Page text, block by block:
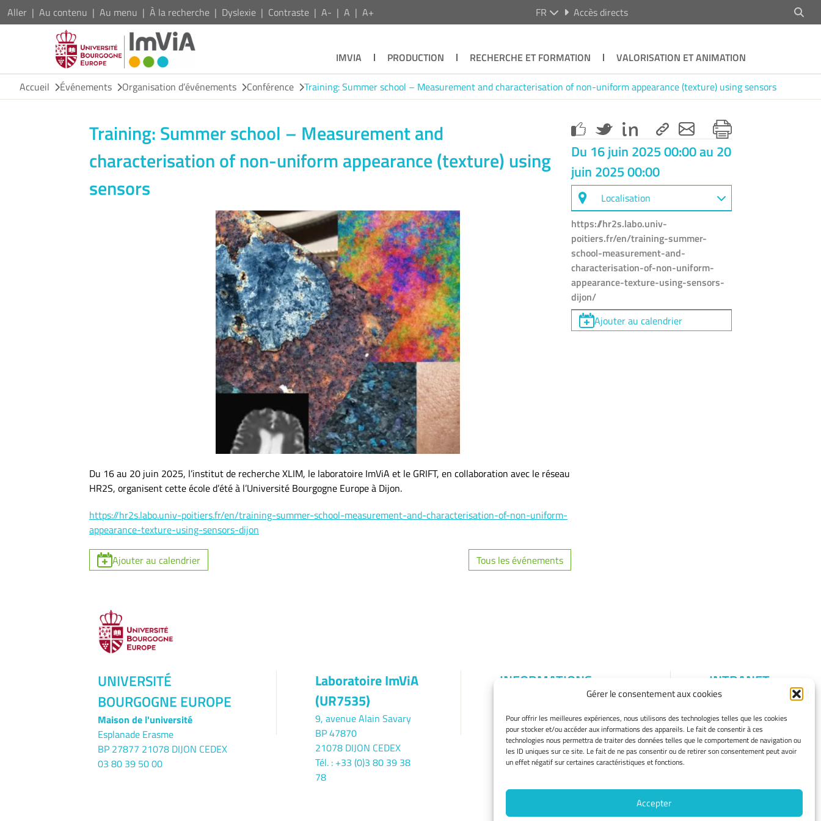
Gérer le consentement aux cookies
Pour offrir les meilleures expériences, nous utilisons des technologies telles que les cookies
pour stocker et/ou accéder aux informations des appareils. Le fait de consentir à ces
technologies nous permettra de traiter des données telles que le comportement de navigation ou
les ID uniques sur ce site. Le fait de ne pas consentir ou de retirer son consentement peut avoir
un effet négatif sur certaines caractéristiques et fonctions.
Accepter
Aller Au contenu Au menu À la recherche Dyslexie Contraste A- A A+ FR Accès directs
IMVIA PRODUCTION RECHERCHE ET FORMATION
VALORISATION ET ANIMATION
Accueil
Événements Organisation d’événements Conférence Training: Summer school – Measurement and characterisation of non-uniform appearance (texture) using sensors
Training: Summer school – Measurement and
characterisation of non-uniform appearance (texture) using
sensors
Du 16 au 20 juin 2025, l’institut de recherche XLIM, le laboratoire ImViA et le GRIFT, en collaboration avec le réseau
HR2S, organisent cette école d’été à l’Université Bourgogne Europe à Dijon.
https://hr2s.labo.univ-poitiers.fr/en/training-summer-school-measurement-and-characterisation-of-non-uniform-
appearance-texture-using-sensors-dijon
Ajouter au calendrier Tous les événements
Du 16 juin 2025 00:00 au 20
juin 2025 00:00
Localisation
https://hr2s.labo.univ-
poitiers.fr/en/training-summer-
school-measurement-and-
characterisation-of-non-uniform-
appearance-texture-using-sensors-
dijon/
Ajouter au calendrier
UNIVERSITÉ
BOURGOGNE EUROPE
Maison de l'université
Esplanade Erasme
BP 27877 21078 DIJON CEDEX
03 80 39 50 00
Laboratoire ImViA
(UR7535)
9, avenue Alain Savary
BP 47870
21078 DIJON CEDEX
Tél. : +33 (0)3 80 39 38
78
INFORMATIONS
Mentions légales
Gérer mes cookies
Politique de cookies
Déclaration de
Avertissement
INTRANET